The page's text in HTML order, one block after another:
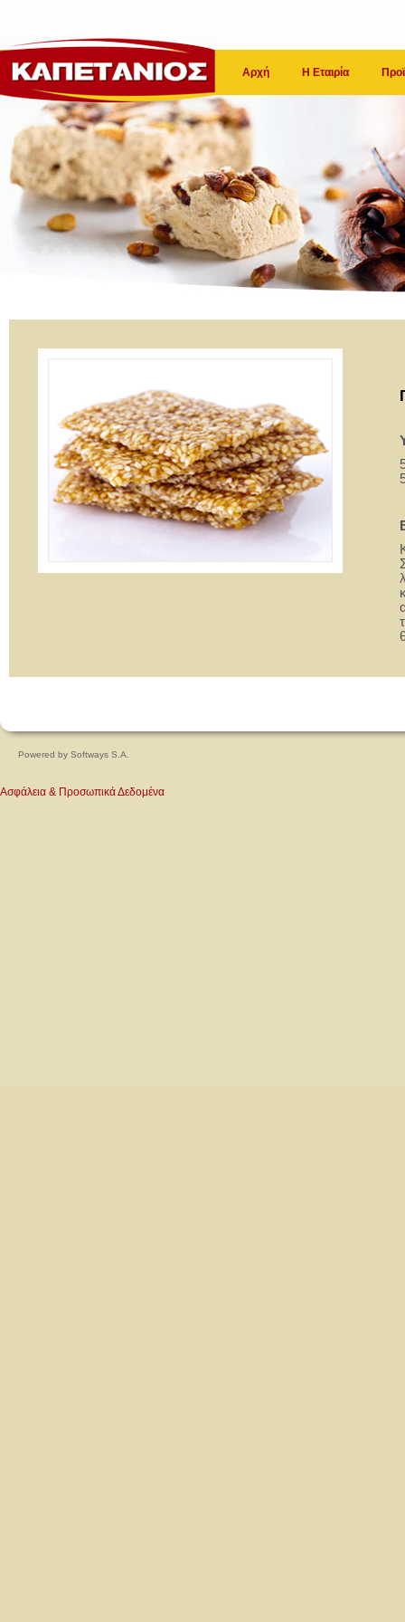
Αρχή Η Εταιρία
Powered by Softways S.A.
Ασφάλεια & Προσωπικά Δεδομένα